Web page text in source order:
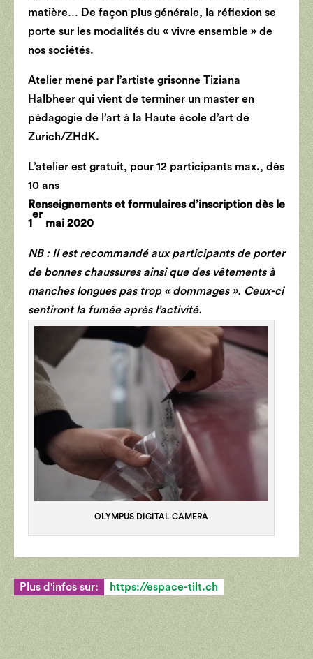
matière… De façon plus générale, la réflexion se
porte sur les modalités du « vivre ensemble » de
nos sociétés.
Atelier mené par l’artiste grisonne Tiziana
Halbheer qui vient de terminer un master en
pédagogie de l’art à la Haute école d’art de
Zurich/ZHdK.
L’atelier est gratuit, pour 12 participants max., dès
10 ans
Renseignements et formulaires d’inscription dès le
1
er
mai 2020
NB : Il est recommandé aux participants de porter
de bonnes chaussures ainsi que des vêtements à
manches longues pas trop « dommages ». Ceux-ci
sentiront la fumée après l’activité.
OLYMPUS DIGITAL CAMERA
Plus d'infos sur: https://espace-tilt.ch